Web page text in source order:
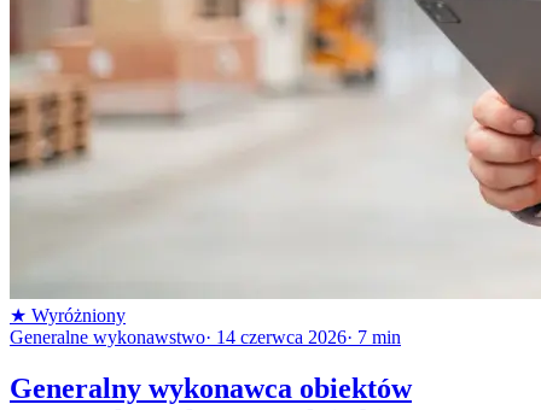
★ Wyróżniony
Generalne wykonawstwo· 14 czerwca 2026· 7 min
Generalny wykonawca obiektów